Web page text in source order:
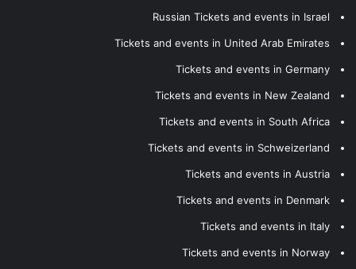
Russian Tickets and events in Israel
Tickets and events in United Arab Emirates
Tickets and events in Germany
Tickets and events in New Zealand
Tickets and events in South Africa
Tickets and events in Schweizerland
Tickets and events in Austria
Tickets and events in Denmark
Tickets and events in Italy
Tickets and events in Norway